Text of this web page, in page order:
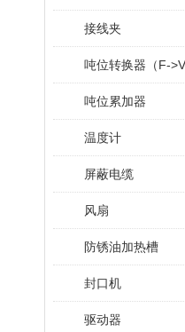
接线夹
吨位转换器（F-
吨位累加器
温度计
屏蔽电缆
风扇
防锈油加热槽
封口机
驱动器